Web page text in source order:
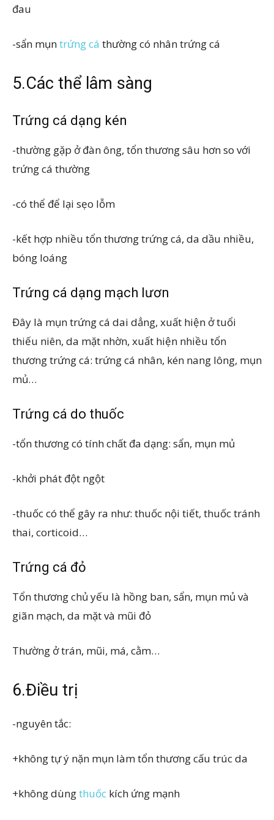
đau
-sẩn mụntrứng cá thường có nhân trứng cá
5.Các thể lâm sàng
Trứng cá dạng kén
-thường gặp ở đàn ông, tổn thương sâu hơn so với
trứng cá thường
-có thể để lại sẹo lỗm
-kết hợp nhiều tổn thương trứng cá, da dầu nhiều,
bóng loáng
Trứng cá dạng mạch lươn
Đây là mụn trứng cá dai dẳng, xuất hiện ở tuổi
thiếu niên, da mặt nhờn, xuất hiện nhiều tổn
thương trứng cá: trứng cá nhân, kén nang lông, mụn
mủ…
Trứng cá do thuốc
-tổn thương có tính chất đa dạng: sẩn, mụn mủ
-khởi phát đột ngột
-thuốc có thể gây ra như: thuốc nội tiết, thuốc tránh
thai, corticoid…
Trứng cá đỏ
Tổn thương chủ yếu là hồng ban, sẩn, mụn mủ và
giãn mạch, da mặt và mũi đỏ
Thường ở trán, mũi, má, cằm…
6.Điều trị
-nguyên tắc:
+không tự ý nặn mụn làm tổn thương cấu trúc da
+không dùngthuốc kích ứng mạnh